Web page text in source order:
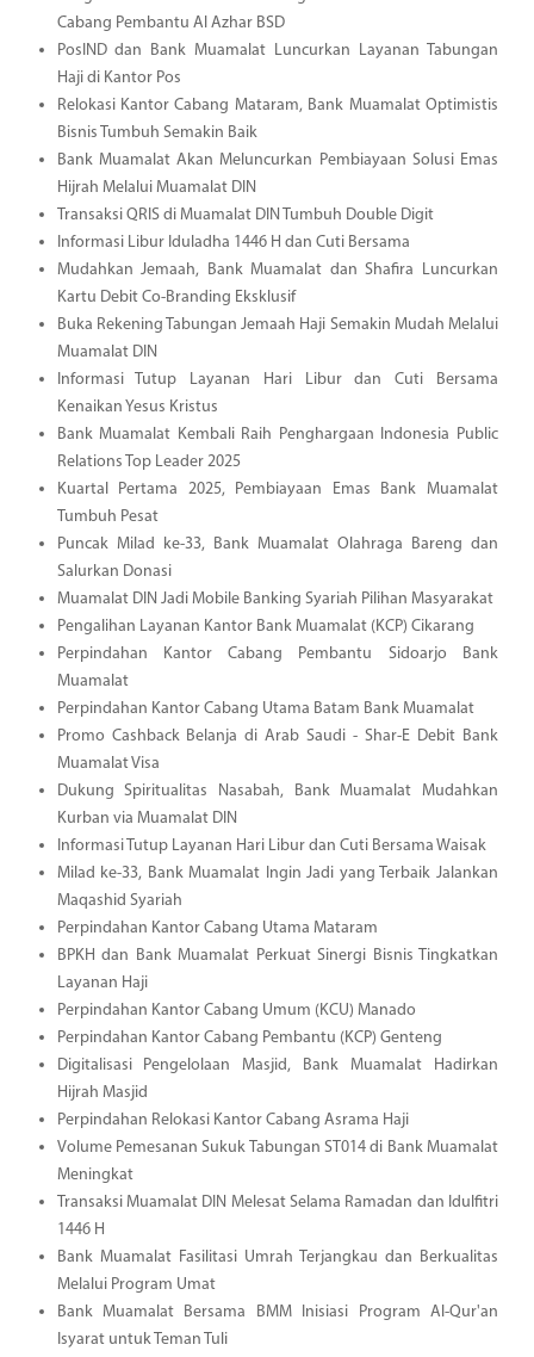
Cabang Pembantu Al Azhar BSD
PosIND dan Bank Muamalat Luncurkan Layanan Tabungan
Haji di Kantor Pos
Relokasi Kantor Cabang Mataram, Bank Muamalat Optimistis
Bisnis Tumbuh Semakin Baik
Bank Muamalat Akan Meluncurkan Pembiayaan Solusi Emas
Hijrah Melalui Muamalat DIN
Transaksi QRIS di Muamalat DIN Tumbuh Double Digit
Informasi Libur Iduladha 1446 H dan Cuti Bersama
Mudahkan Jemaah, Bank Muamalat dan Shafira Luncurkan
Kartu Debit Co-Branding Eksklusif
Buka Rekening Tabungan Jemaah Haji Semakin Mudah Melalui
Muamalat DIN
Informasi Tutup Layanan Hari Libur dan Cuti Bersama
Kenaikan Yesus Kristus
Bank Muamalat Kembali Raih Penghargaan Indonesia Public
Relations Top Leader 2025
Kuartal Pertama 2025, Pembiayaan Emas Bank Muamalat
Tumbuh Pesat
Puncak Milad ke-33, Bank Muamalat Olahraga Bareng dan
Salurkan Donasi
Muamalat DIN Jadi Mobile Banking Syariah Pilihan Masyarakat
Pengalihan Layanan Kantor Bank Muamalat (KCP) Cikarang
Perpindahan Kantor Cabang Pembantu Sidoarjo Bank
Muamalat
Perpindahan Kantor Cabang Utama Batam Bank Muamalat
Promo Cashback Belanja di Arab Saudi - Shar-E Debit Bank
Muamalat Visa
Dukung Spiritualitas Nasabah, Bank Muamalat Mudahkan
Kurban via Muamalat DIN
Informasi Tutup Layanan Hari Libur dan Cuti Bersama Waisak
Milad ke-33, Bank Muamalat Ingin Jadi yang Terbaik Jalankan
Maqashid Syariah
Perpindahan Kantor Cabang Utama Mataram
BPKH dan Bank Muamalat Perkuat Sinergi Bisnis Tingkatkan
Layanan Haji
Perpindahan Kantor Cabang Umum (KCU) Manado
Perpindahan Kantor Cabang Pembantu (KCP) Genteng
Digitalisasi Pengelolaan Masjid, Bank Muamalat Hadirkan
Hijrah Masjid
Perpindahan Relokasi Kantor Cabang Asrama Haji
Volume Pemesanan Sukuk Tabungan ST014 di Bank Muamalat
Meningkat
Transaksi Muamalat DIN Melesat Selama Ramadan dan Idulfitri
1446 H
Bank Muamalat Fasilitasi Umrah Terjangkau dan Berkualitas
Melalui Program Umat
Bank Muamalat Bersama BMM Inisiasi Program Al-Qur'an
Isyarat untuk Teman Tuli